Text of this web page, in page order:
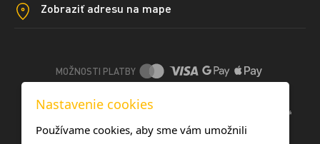
Zobraziť adresu na mape
MOŽNOSTI PLATBY
Nastavenie cookies
Používame cookies, aby sme vám umožnili